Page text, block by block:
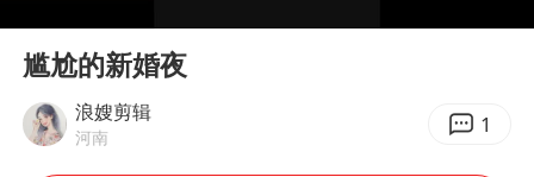
Play
尴尬的新婚夜
浪嫂剪辑
河南 1